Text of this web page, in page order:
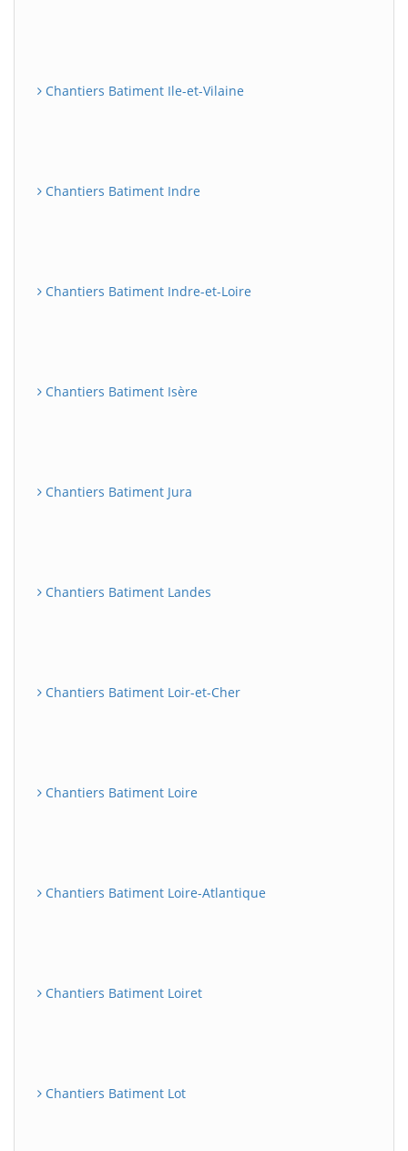
Chantiers Batiment Ile-et-Vilaine
Chantiers Batiment Indre
Chantiers Batiment Indre-et-Loire
Chantiers Batiment Isère
Chantiers Batiment Jura
Chantiers Batiment Landes
Chantiers Batiment Loir-et-Cher
Chantiers Batiment Loire
Chantiers Batiment Loire-Atlantique
Chantiers Batiment Loiret
Chantiers Batiment Lot